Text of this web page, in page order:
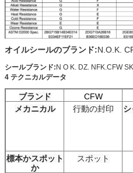
オイルシールのブランド:N.O.K.
シールブランド:N O K. DZ. NFK.CFW
4 テクニカルデータ
ブランド CFW
メカニカル
行動の封印
標本かスポット
か
スポット